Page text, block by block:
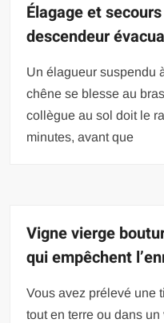
Élagage et
descendeur
Un élagueur suspendu
chêne se blesse au
collègue au sol doit le
minutes, avant que
Vigne vierge
qui empêchent
Vous avez prélevé une
tout en terre ou dans un